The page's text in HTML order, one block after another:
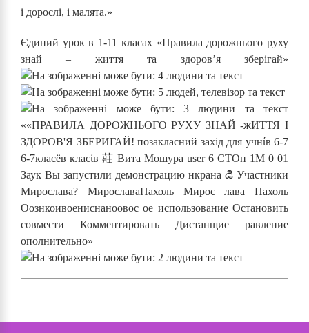
і дорослі, і малята.»
Єдиний урок в 1-11 класах «Правила дорожнього руху
знай – життя та здоров’я зберігай»